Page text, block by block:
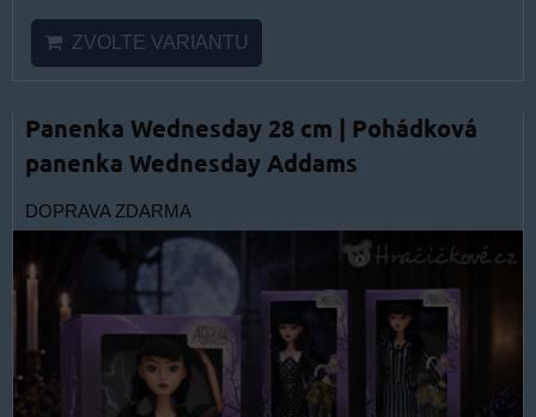
ZVOLTE VARIANTU
Panenka Wednesday 28 cm | Pohádková
panenka Wednesday Addams
DOPRAVA ZDARMA